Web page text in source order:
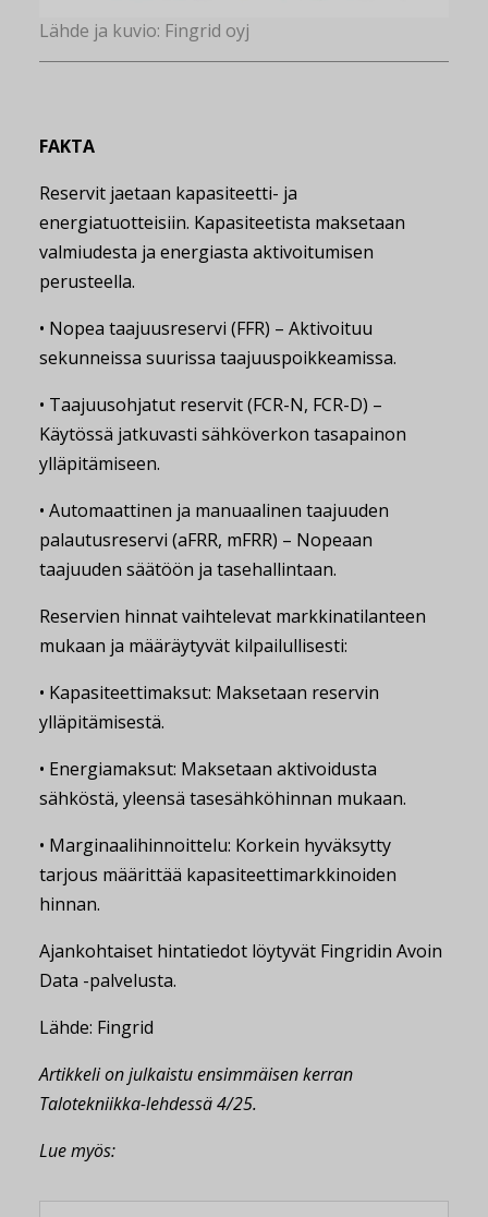
Lähde ja kuvio: Fingrid oyj
FAKTA
Reservit jaetaan kapasiteetti- ja
energiatuotteisiin. Kapasiteetista maksetaan
valmiudesta ja energiasta aktivoitumisen
perusteella.
• Nopea taajuusreservi (FFR) – Aktivoituu
sekunneissa suurissa taajuuspoikkeamissa.
• Taajuusohjatut reservit (FCR-N, FCR-D) –
Käytössä jatkuvasti sähköverkon tasapainon
ylläpitämiseen.
• Automaattinen ja manuaalinen taajuuden
palautusreservi (aFRR, mFRR) – Nopeaan
taajuuden säätöön ja tasehallintaan.
Reservien hinnat vaihtelevat markkinatilanteen
mukaan ja määräytyvät kilpailullisesti:
• Kapasiteettimaksut: Maksetaan reservin
ylläpitämisestä.
• Energiamaksut: Maksetaan aktivoidusta
sähköstä, yleensä tasesähköhinnan mukaan.
• Marginaalihinnoittelu: Korkein hyväksytty
tarjous määrittää kapasiteettimarkkinoiden
hinnan.
Ajankohtaiset hintatiedot löytyvät Fingridin Avoin
Data -palvelusta.
Lähde: Fingrid
Artikkeli on julkaistu ensimmäisen kerran
Talotekniikka-lehdessä 4/25.
Lue myös: